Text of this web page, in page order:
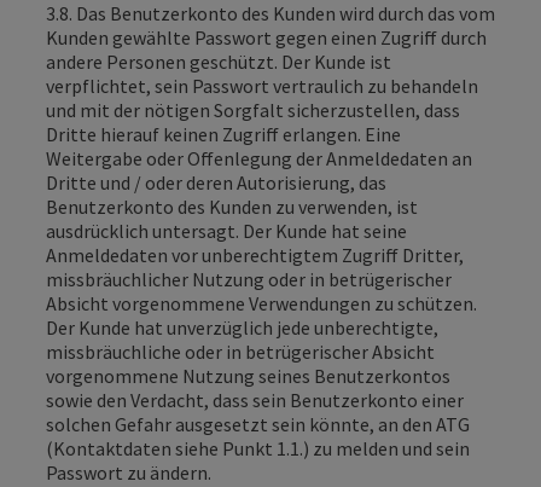
3.8. Das Benutzerkonto des Kunden wird durch das vom
Kunden gewählte Passwort gegen einen Zugriff durch
andere Personen geschützt. Der Kunde ist
verpflichtet, sein Passwort vertraulich zu behandeln
und mit der nötigen Sorgfalt sicherzustellen, dass
Dritte hierauf keinen Zugriff erlangen. Eine
Weitergabe oder Offenlegung der Anmeldedaten an
Dritte und / oder deren Autorisierung, das
Benutzerkonto des Kunden zu verwenden, ist
ausdrücklich untersagt. Der Kunde hat seine
Anmeldedaten vor unberechtigtem Zugriff Dritter,
missbräuchlicher Nutzung oder in betrügerischer
Absicht vorgenommene Verwendungen zu schützen.
Der Kunde hat unverzüglich jede unberechtigte,
missbräuchliche oder in betrügerischer Absicht
vorgenommene Nutzung seines Benutzerkontos
sowie den Verdacht, dass sein Benutzerkonto einer
solchen Gefahr ausgesetzt sein könnte, an den ATG
(Kontaktdaten siehe Punkt 1.1.) zu melden und sein
Passwort zu ändern.